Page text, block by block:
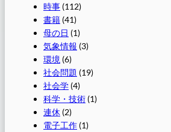
時事 (112)
書籍 (41)
母の日 (1)
気象情報 (3)
環境 (6)
社会問題 (19)
社会学 (4)
科学・技術 (1)
連休 (2)
電子工作 (1)